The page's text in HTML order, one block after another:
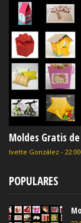
Moldes Gratis
Ivette González - 22:00
POPULARES